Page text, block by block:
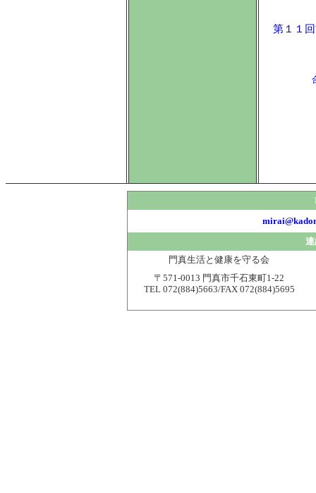
第１１
門真生活と健康を守る会
〒571-0013 門真市千石東町1-22
TEL 072(884)5663/FAX 072(884)5695